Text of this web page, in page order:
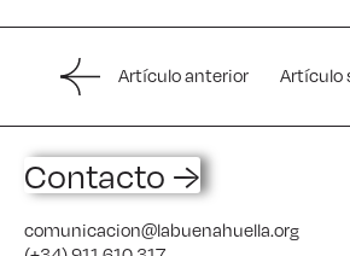
Artículo anterior Artículo
Contacto →
comunicacion@labuenahuella.org